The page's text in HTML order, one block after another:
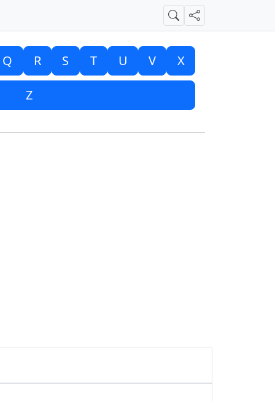
SucheTeilen
Q R S T U V X
Z